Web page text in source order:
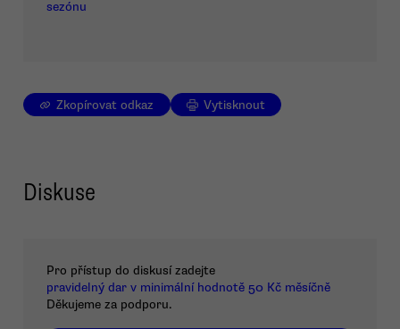
sezónu
Zkopírovat odkaz Vytisknout
Diskuse
Pro přístup do diskusí zadejte
pravidelný dar v minimální hodnotě 50 Kč měsíčně
Děkujeme za podporu.